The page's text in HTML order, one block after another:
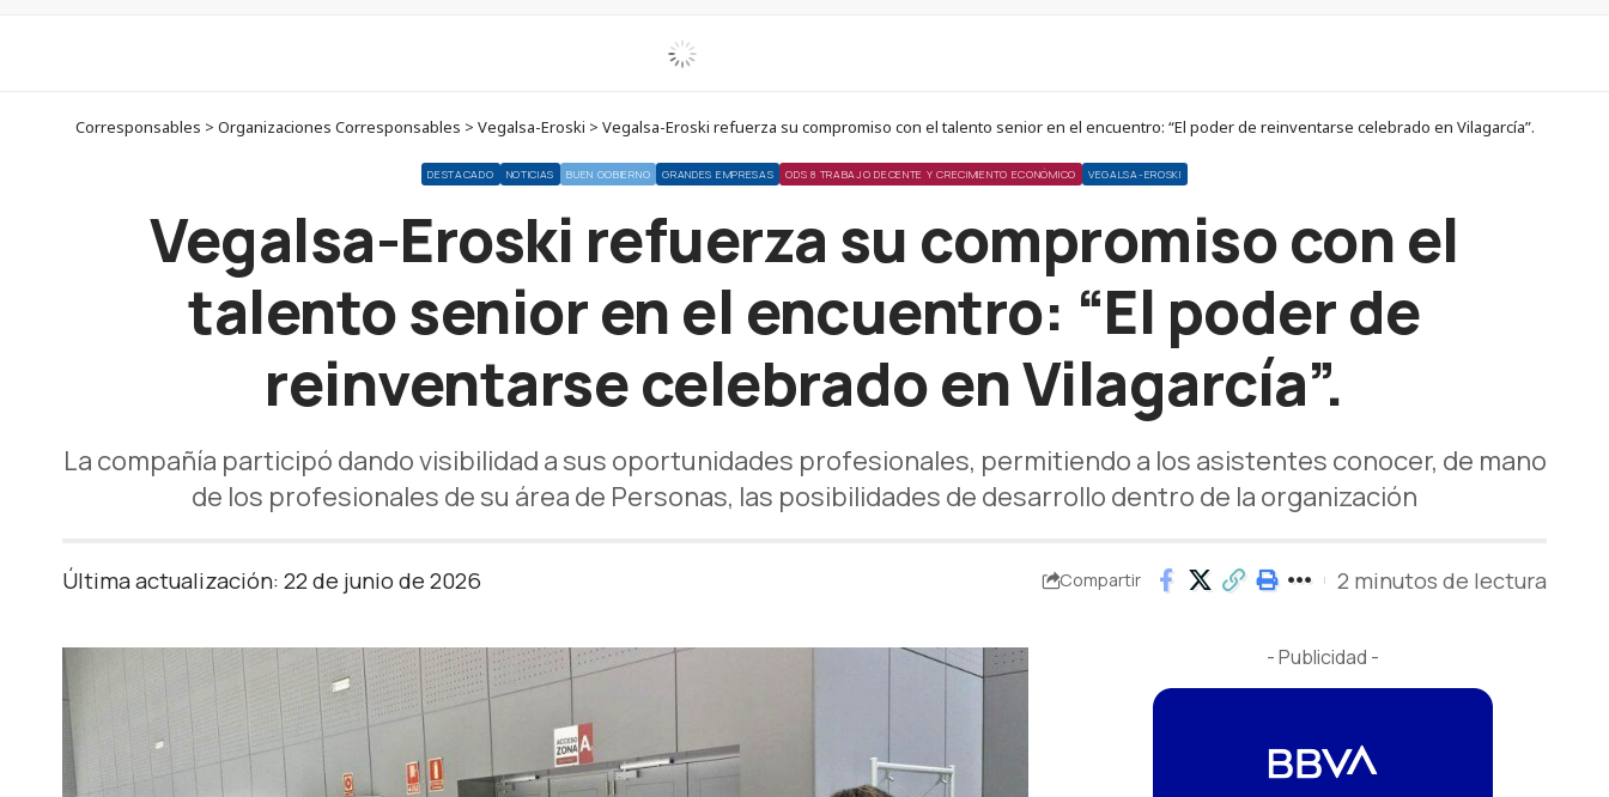
Corresponsables > Organizaciones Corresponsables > Vegalsa-Eroski > Vegalsa-Eroski refuerza su compromiso con el talento senior en el encuentro: “El poder de reinventarse celebrado en Vilagarcía”.
DESTACADO NOTICIAS BUEN GOBIERNO GRANDES EMPRESAS ODS 8 TRABAJO DECENTE Y CRECIMIENTO ECONÓMICO VEGALSA-EROSKI
Vegalsa-Eroski refuerza su compromiso con el
talento senior en el encuentro: “El poder de
reinventarse celebrado en Vilagarcía”.
La compañía participó dando visibilidad a sus oportunidades profesionales, permitiendo a los asistentes conocer, de mano
de los profesionales de su área de Personas, las posibilidades de desarrollo dentro de la organización
Última actualización: 22 de junio de 2026 Compartir 2 minutos de lectura
- Publicidad -